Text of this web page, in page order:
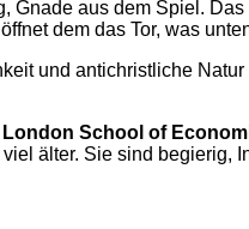
Gnade aus dem Spiel.
dem das Tor, was
und antichristliche Natur
School of
älter. Sie sind begierig,